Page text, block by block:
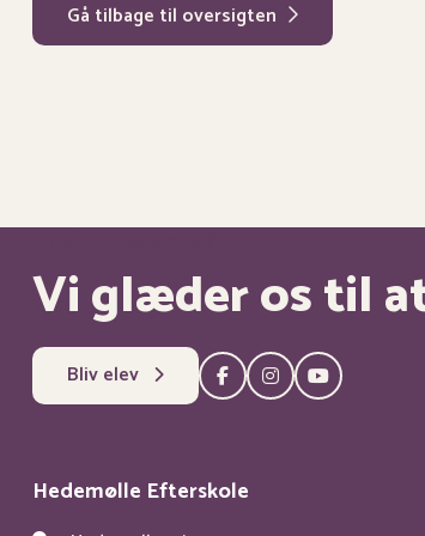
Gå tilbage til oversigten
Vi glæder os til
Bliv elev
Hedemølle Efterskole